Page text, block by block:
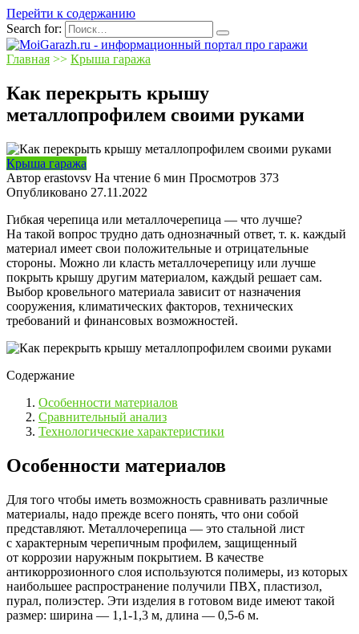
Перейти к содержанию
Search for:
Главная >> Крыша гаража
Как перекрыть крышу
металлопрофилем своими руками
Крыша гаража
Автор erastovsv На чтение 6 мин Просмотров 373
Опубликовано 27.11.2022
Гибкая черепица или металлочерепица — что лучше?
На такой вопрос трудно дать однозначный ответ, т. к. каждый
материал имеет свои положительные и отрицательные
стороны. Можно ли класть металлочерепицу или лучше
покрыть крышу другим материалом, каждый решает сам.
Выбор кровельного материала зависит от назначения
сооружения, климатических факторов, технических
требований и финансовых возможностей.
Содержание
Особенности материалов
Сравнительный анализ
Технологические характеристики
Особенности материалов
Для того чтобы иметь возможность сравнивать различные
материалы, надо прежде всего понять, что они собой
представляют. Металлочерепица — это стальной лист
с характерным черепичным профилем, защищенный
от коррозии наружным покрытием. В качестве
антикоррозионного слоя используются полимеры, из которых
наибольшее распространение получили ПВХ, пластизол,
пурал, полиэстер. Эти изделия в готовом виде имеют такой
размер: ширина — 1,1-1,3 м, длина — 0,5-6 м.